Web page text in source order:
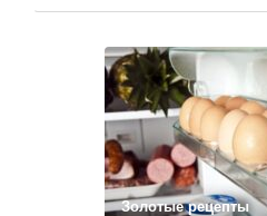
приготовлению. В отличие от
контент, расширять
функции. Ниже …
Золотые рецепты